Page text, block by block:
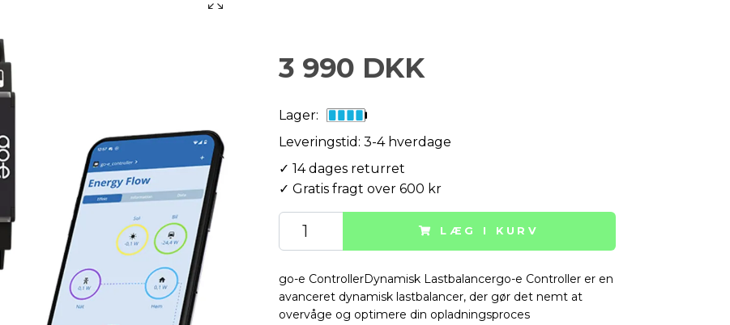
3 990 DKK
Lager:
Leveringstid: 3-4 hverdage
✓ 14 dages returret
✓ Gratis fragt over 600 kr
LÆG I KURV
go-e ControllerDynamisk Lastbalancergo-e Controller er en
avanceret dynamisk lastbalancer, der gør det nemt at
overvåge og optimere din opladningsproces